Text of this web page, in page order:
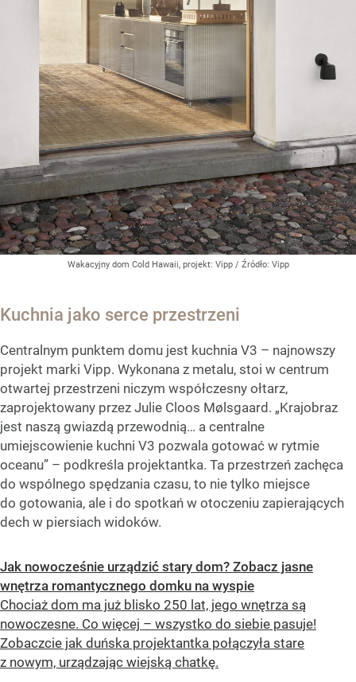
Wakacyjny dom Cold Hawaii, projekt: Vipp / Źródło: Vipp
Kuchnia jako serce przestrzeni
Centralnym punktem domu jest kuchnia V3 – najnowszy
projekt marki Vipp. Wykonana z metalu, stoi w centrum
otwartej przestrzeni niczym współczesny ołtarz,
zaprojektowany przez Julie Cloos Mølsgaard. „Krajobraz
jest naszą gwiazdą przewodnią… a centralne
umiejscowienie kuchni V3 pozwala gotować w rytmie
oceanu” – podkreśla projektantka. Ta przestrzeń zachęca
do wspólnego spędzania czasu, to nie tylko miejsce
do gotowania, ale i do spotkań w otoczeniu zapierających
dech w piersiach widoków.
Jak nowocześnie urządzić stary dom? Zobacz jasne
wnętrza romantycznego domku na wyspie
Chociaż dom ma już blisko 250 lat, jego wnętrza są
nowoczesne. Co więcej – wszystko do siebie pasuje!
Zobaczcie jak duńska projektantka połączyła stare
z nowym, urządzając wiejską chatkę.